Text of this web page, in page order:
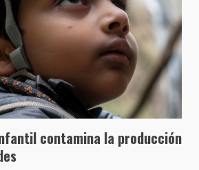
contamina la producción